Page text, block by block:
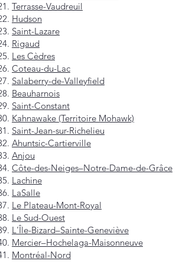
Terrasse-Vaudreuil
Hudson
Saint-Lazare
Rigaud
Les Cèdres
Coteau-du-Lac
Salaberry-de-Valleyfield
Beauharnois
Saint-Constant
Kahnawake (Territoire Mohawk)
Saint-Jean-sur-Richelieu
Ahuntsic-Cartierville
Anjou
Côte-des-Neiges–Notre-Dame-de-Grâce
Lachine
LaSalle
Le Plateau-Mont-Royal
Le Sud-Ouest
L'Île-Bizard–Sainte-Geneviève
Mercier–Hochelaga-Maisonneuve
Montréal-Nord